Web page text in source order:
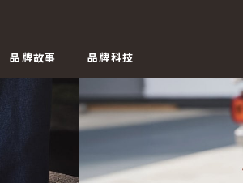
品牌故事 品牌科技